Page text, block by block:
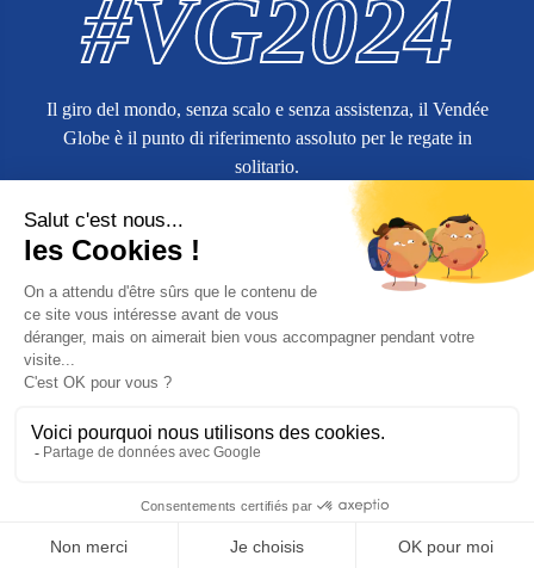
#VG2024
Il giro del mondo, senza scalo e senza assistenza, il Vendée
Globe è il punto di riferimento assoluto per le regate in
solitario.
vendeeglobe.org
Informazioni legali